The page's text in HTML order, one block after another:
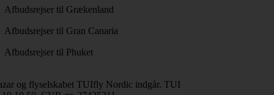
Afbudsrejser til Grækenland
Afbudsrejser til Gran Canaria
Afbudsrejser til Phuket
og flyselskabet TUIfly Nordic indgår. TUI